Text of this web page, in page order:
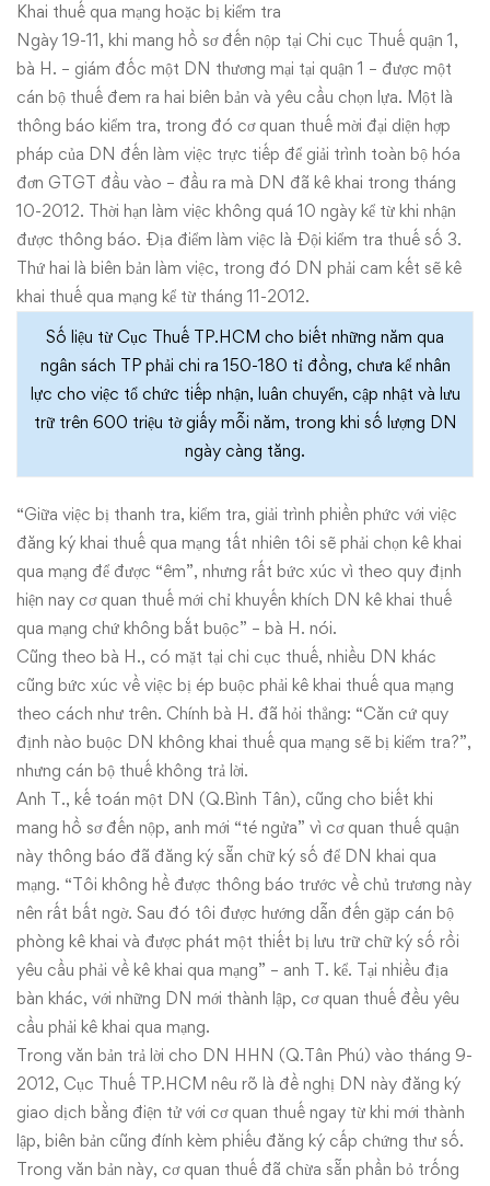
Khai thuế qua mạng hoặc bị kiểm tra
Ngày 19-11, khi mang hồ sơ đến nộp tại Chi cục Thuế quận 1,
bà H. – giám đốc một DN thương mại tại quận 1 – được một
cán bộ thuế đem ra hai biên bản và yêu cầu chọn lựa. Một là
thông báo kiểm tra, trong đó cơ quan thuế mời đại diện hợp
pháp của DN đến làm việc trực tiếp để giải trình toàn bộ hóa
đơn GTGT đầu vào – đầu ra mà DN đã kê khai trong tháng
10-2012. Thời hạn làm việc không quá 10 ngày kể từ khi nhận
được thông báo. Địa điểm làm việc là Đội kiểm tra thuế số 3.
Thứ hai là biên bản làm việc, trong đó DN phải cam kết sẽ kê
khai thuế qua mạng kể từ tháng 11-2012.
Số liệu từ Cục Thuế TP.HCM cho biết những năm qua
ngân sách TP phải chi ra 150-180 tỉ đồng, chưa kể nhân
lực cho việc tổ chức tiếp nhận, luân chuyển, cập nhật và lưu
trữ trên 600 triệu tờ giấy mỗi năm, trong khi số lượng DN
ngày càng tăng.
“Giữa việc bị thanh tra, kiểm tra, giải trình phiền phức với việc
đăng ký khai thuế qua mạng tất nhiên tôi sẽ phải chọn kê khai
qua mạng để được “êm”, nhưng rất bức xúc vì theo quy định
hiện nay cơ quan thuế mới chỉ khuyến khích DN kê khai thuế
qua mạng chứ không bắt buộc” – bà H. nói.
Cũng theo bà H., có mặt tại chi cục thuế, nhiều DN khác
cũng bức xúc về việc bị ép buộc phải kê khai thuế qua mạng
theo cách như trên. Chính bà H. đã hỏi thẳng: “Căn cứ quy
định nào buộc DN không khai thuế qua mạng sẽ bị kiểm tra?”,
nhưng cán bộ thuế không trả lời.
Anh T., kế toán một DN (Q.Bình Tân), cũng cho biết khi
mang hồ sơ đến nộp, anh mới “té ngửa” vì cơ quan thuế quận
này thông báo đã đăng ký sẵn chữ ký số để DN khai qua
mạng. “Tôi không hề được thông báo trước về chủ trương này
nên rất bất ngờ. Sau đó tôi được hướng dẫn đến gặp cán bộ
phòng kê khai và được phát một thiết bị lưu trữ chữ ký số rồi
yêu cầu phải về kê khai qua mạng” – anh T. kể. Tại nhiều địa
bàn khác, với những DN mới thành lập, cơ quan thuế đều yêu
cầu phải kê khai qua mạng.
Trong văn bản trả lời cho DN HHN (Q.Tân Phú) vào tháng 9-
2012, Cục Thuế TP.HCM nêu rõ là đề nghị DN này đăng ký
giao dịch bằng điện tử với cơ quan thuế ngay từ khi mới thành
lập, biên bản cũng đính kèm phiếu đăng ký cấp chứng thư số.
Trong văn bản này, cơ quan thuế đã chừa sẵn phần bỏ trống